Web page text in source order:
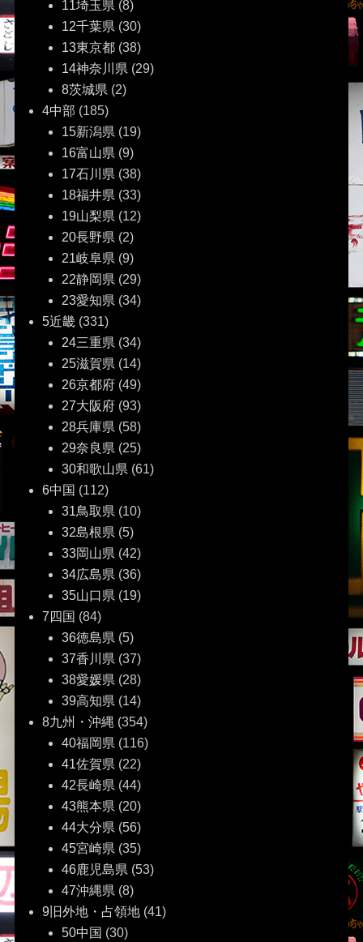
11埼玉県 (8)
12千葉県 (30)
13東京都(38)
14神奈川県 (29)
8茨城県 (2)
4中部 (185)
15新潟県 (19)
16富山県 (9)
17石川県 (38)
18福井県 (33)
19山梨県 (12)
20長野県 (2)
21岐阜県 (9)
22静岡県 (29)
23愛知県 (34)
5近畿(331)
24三重県 (34)
25滋賀県 (14)
26京都府(49)
27大阪府(93)
28兵庫県 (58)
29奈良県 (25)
30和歌山県 (61)
6中国 (112)
31鳥取県 (10)
32島根県 (5)
33岡山県 (42)
34広島県 (36)
35山口県 (19)
7四国 (84)
36徳島県 (5)
37香川県 (37)
38愛媛県 (28)
39高知県 (14)
8九州・沖縄 (354)
40福岡県 (116)
41佐賀県 (22)
42長崎県 (44)
43熊本県 (20)
44大分県 (56)
45宮崎県 (35)
46鹿児島県 (53)
47沖縄県 (8)
9旧外地・占領地(41)
50中国 (30)